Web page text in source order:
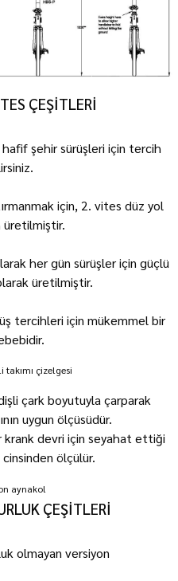
ÇEŞİTLERİ
şehir sürüşleri için tercih
için, 2. vites düz yol
üretilmiştir.
her gün sürüşler için güçlü
üretilmiştir.
tercihleri için mükemmel bir
çark boyutuyla çarparak
uygun ölçüsüdür.
krank devri için seyahat ettiği
ölçülür.
ÇEŞİTLERİ
olmayan versiyon